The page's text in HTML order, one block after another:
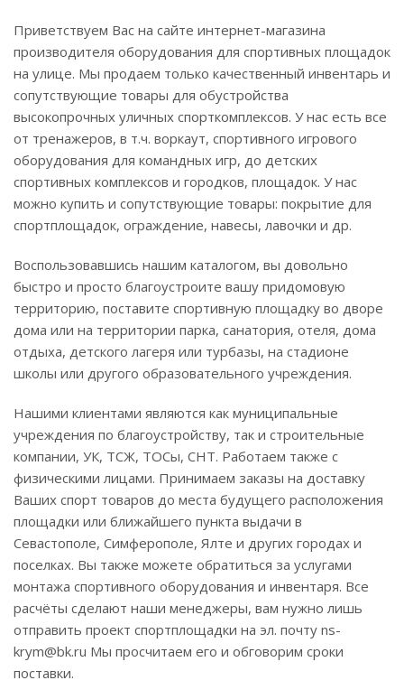
Приветствуем Вас на сайте интернет-магазина
производителя оборудования для спортивных площадок
на улице. Мы продаем только качественный инвентарь и
сопутствующие товары для обустройства
высокопрочных уличных спорткомплексов. У нас есть все
от тренажеров, в т.ч. воркаут, спортивного игрового
оборудования для командных игр, до детских
спортивных комплексов и городков, площадок. У нас
можно купить и сопутствующие товары: покрытие для
спортплощадок, ограждение, навесы, лавочки и др.
Воспользовавшись нашим каталогом, вы довольно
быстро и просто благоустроите вашу придомовую
территорию, поставите спортивную площадку во дворе
дома или на территории парка, санатория, отеля, дома
отдыха, детского лагеря или турбазы, на стадионе
школы или другого образовательного учреждения.
Нашими клиентами являются как муниципальные
учреждения по благоустройству, так и строительные
компании, УК, ТСЖ, ТОСы, СНТ. Работаем также с
физическими лицами. Принимаем заказы на доставку
Ваших спорт товаров до места будущего расположения
площадки или ближайшего пункта выдачи в
Севастополе, Симферополе, Ялте и других городах и
поселках. Вы также можете обратиться за услугами
монтажа спортивного оборудования и инвентаря. Все
расчёты сделают наши менеджеры, вам нужно лишь
отправить проект спортплощадки на эл. почту ns-
krym@bk.ru Мы просчитаем его и обговорим сроки
поставки.